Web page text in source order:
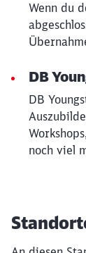
Wenn du
DB
DB
noch viel